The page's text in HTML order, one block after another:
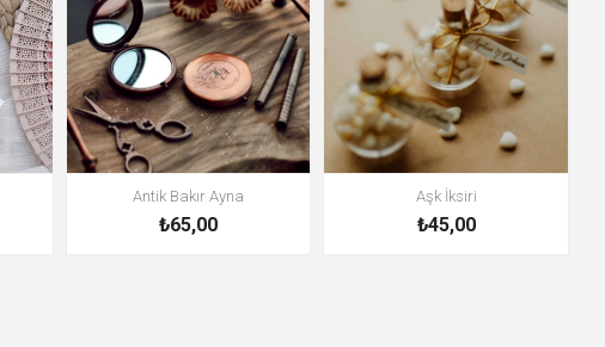
Antik Bakır Ayna
₺65,00
Aşk İksiri
₺45,00